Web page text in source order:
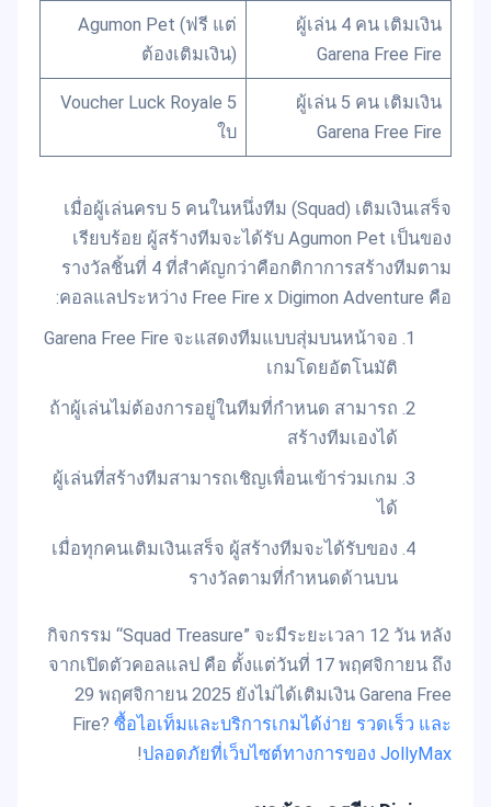
ผู้เล่น 4 คน เติมเงิน
Garena Free Fire
Agumon Pet (ฟรี แต่
ต้องเติมเงิน)
ผู้เล่น 5 คน เติมเงิน
Garena Free Fire
Voucher Luck Royale 5
ใบ
เมื่อผู้เล่นครบ 5 คนในหนึ่งทีม (Squad) เติมเงินเสร็จ
เรียบร้อย ผู้สร้างทีมจะได้รับ Agumon Pet เป็นของ
รางวัลชิ้นที่ 4 ที่สำคัญกว่าคือกติกาการสร้างทีมตาม
คอลแลประหว่าง Free Fire x Digimon Adventure คือ:
Garena Free Fire จะแสดงทีมแบบสุ่มบนหน้าจอ
เกมโดยอัตโนมัติ
ถ้าผู้เล่นไม่ต้องการอยู่ในทีมที่กำหนด สามารถ
สร้างทีมเองได้
ผู้เล่นที่สร้างทีมสามารถเชิญเพื่อนเข้าร่วมเกม
ได้
เมื่อทุกคนเติมเงินเสร็จ ผู้สร้างทีมจะได้รับของ
รางวัลตามที่กำหนดด้านบน
กิจกรรม “Squad Treasure” จะมีระยะเวลา 12 วัน หลัง
จากเปิดตัวคอลแลป คือ ตั้งแต่วันที่ 17 พฤศจิกายน ถึง
29 พฤศจิกายน 2025 ยังไม่ได้เติมเงิน Garena Free
Fire? ซื้อไอเท็มและบริการเกมได้ง่าย รวดเร็ว และ
ปลอดภัยที่เว็บไซต์ทางการของ JollyMax
!